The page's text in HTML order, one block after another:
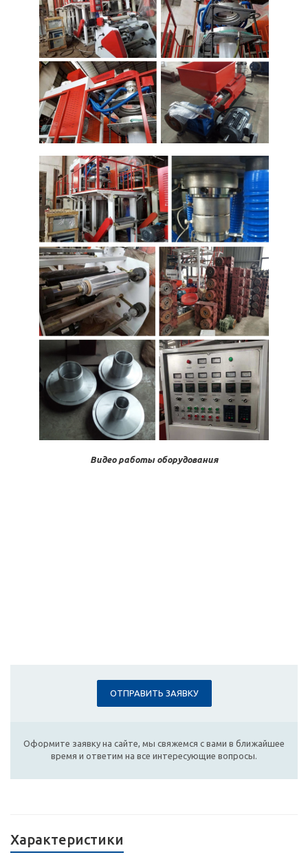
Видео работы оборудования
ОТПРАВИТЬ ЗАЯВКУ
Оформите заявку на сайте, мы свяжемся с вами в ближайшее
время и ответим на все интересующие вопросы.
Характеристики